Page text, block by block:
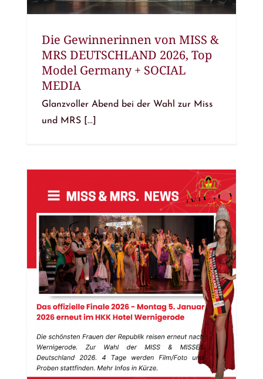
Die Gewinnerinnen von MISS &
MRS DEUTSCHLAND 2026, Top
Model Germany + SOCIAL
MEDIA
Glanzvoller Abend bei der Wahl zur Miss
und MRS [...]